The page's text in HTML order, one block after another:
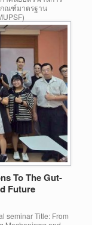
กณฑ์มาตรฐาน
To The Gut-
Future
seminar Title: From